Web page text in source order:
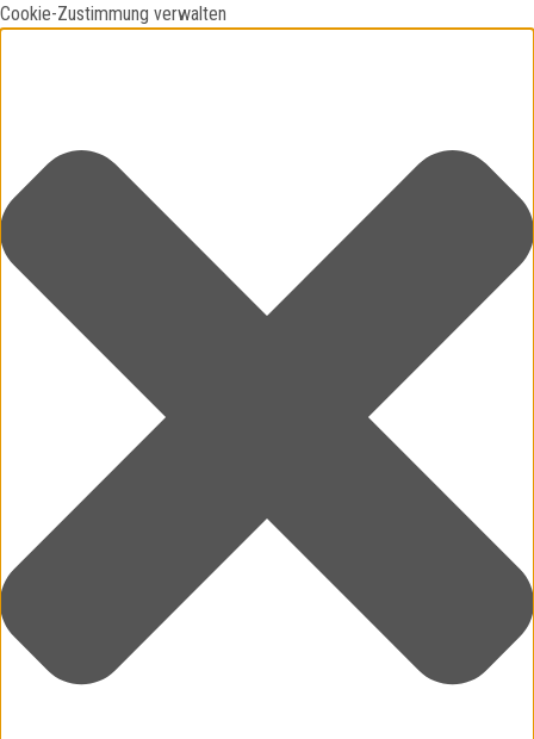
Cookie-Zustimmung verwalten